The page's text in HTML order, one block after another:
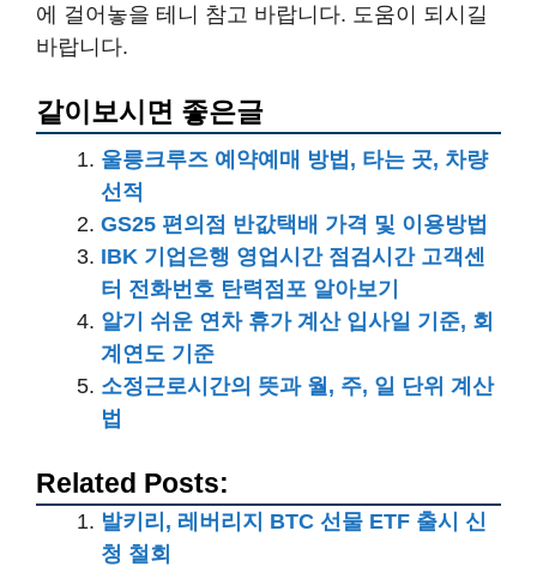
에 걸어놓을 테니 참고 바랍니다. 도움이 되시길
바랍니다.
같이보시면 좋은글
울릉크루즈 예약예매 방법, 타는 곳, 차량
선적
GS25 편의점 반값택배 가격 및 이용방법
IBK 기업은행 영업시간 점검시간 고객센
터 전화번호 탄력점포 알아보기
알기 쉬운 연차 휴가 계산 입사일 기준, 회
계연도 기준
소정근로시간의 뜻과 월, 주, 일 단위 계산
법
Related Posts:
발키리, 레버리지 BTC 선물 ETF 출시 신
청 철회